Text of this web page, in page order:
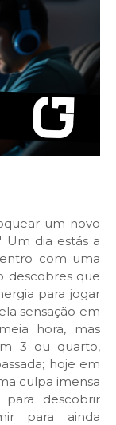
um novo
Um dia estás a
com uma
descobres que
para jogar
sensação em
hora, mas
3 ou quarto,
hoje em
culpa imensa
descobrir
para ainda